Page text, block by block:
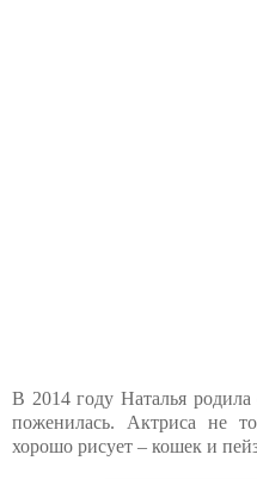
В 2014 году Наталья
поженилась. Актриса не
хорошо рисует – кошек и